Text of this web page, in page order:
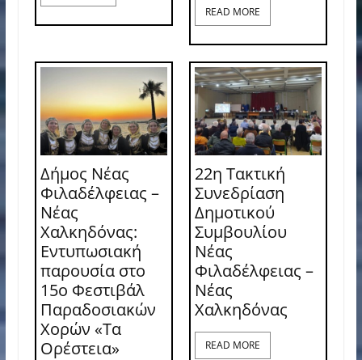
READ MORE
Δήμος Νέας
Φιλαδέλφειας –
Νέας
Χαλκηδόνας:
Εντυπωσιακή
παρουσία στο
15ο Φεστιβάλ
Παραδοσιακών
Χορών «Τα
Ορέστεια»
22η Τακτική
Συνεδρίαση
Δημοτικού
Συμβουλίου
Νέας
Φιλαδέλφειας –
Νέας
Χαλκηδόνας
READ MORE